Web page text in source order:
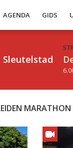
AGENDA GIDS
Sleutelstad
MARATHON